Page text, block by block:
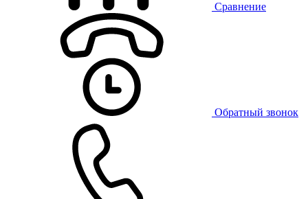
Сравнение
Обратный звонок